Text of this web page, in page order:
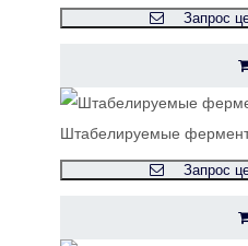
Запрос
Штабелируемые
Запрос